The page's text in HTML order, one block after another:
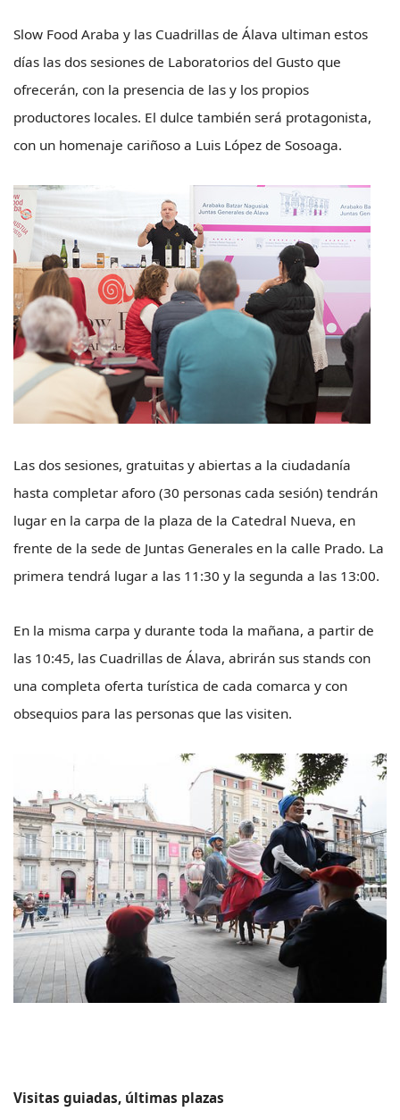
Slow Food Araba y las Cuadrillas de Álava ultiman estos
días las dos sesiones de Laboratorios del Gusto que
ofrecerán, con la presencia de las y los propios
productores locales. El dulce también será protagonista,
con un homenaje cariñoso a Luis López de Sosoaga.
Las dos sesiones, gratuitas y abiertas a la ciudadanía
hasta completar aforo (30 personas cada sesión) tendrán
lugar en la carpa de la plaza de la Catedral Nueva, en
frente de la sede de Juntas Generales en la calle Prado. La
primera tendrá lugar a las 11:30 y la segunda a las 13:00.
En la misma carpa y durante toda la mañana, a partir de
las 10:45, las Cuadrillas de Álava, abrirán sus stands con
una completa oferta turística de cada comarca y con
obsequios para las personas que las visiten.
Visitas guiadas, últimas plazas